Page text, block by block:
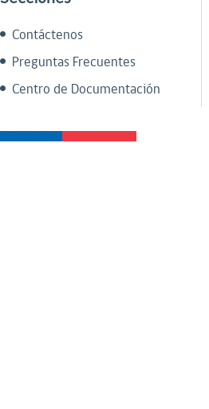
Contáctenos
Preguntas Frecuentes
Centro de Documentación